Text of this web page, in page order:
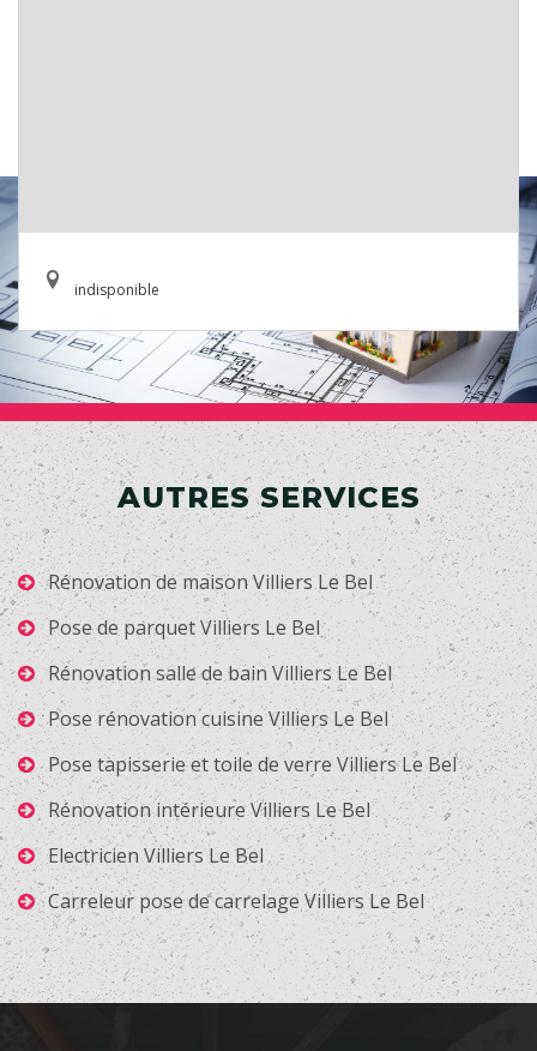
indisponible
AUTRES SERVICES
Rénovation de maison Villiers Le Bel
Pose de parquet Villiers Le Bel
Rénovation salle de bain Villiers Le Bel
Pose rénovation cuisine Villiers Le Bel
Pose tapisserie et toile de verre Villiers Le Bel
Rénovation intérieure Villiers Le Bel
Electricien Villiers Le Bel
Carreleur pose de carrelage Villiers Le Bel